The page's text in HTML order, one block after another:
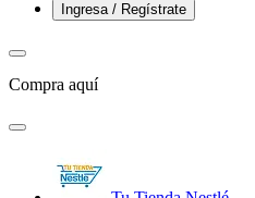
Ingresa / Regístrate
Compra aquí